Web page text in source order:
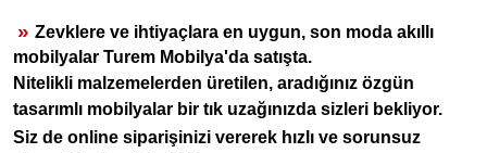
» Zevklere ve ihtiyaçlara en uygun, son moda akıllı
mobilyalar Turem Mobilya'da satışta.
Nitelikli malzemelerden üretilen, aradığınız özgün
tasarımlı mobilyalar bir tık uzağınızda sizleri bekliyor.
Siz de online siparişinizi vererek hızlı ve sorunsuz